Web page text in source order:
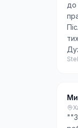
до
"